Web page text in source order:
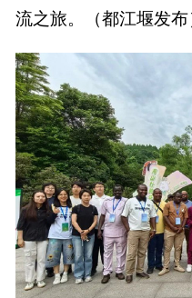
流之旅。（都江堰发布